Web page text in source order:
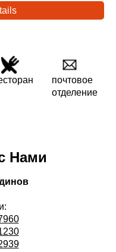
почтовое
отделение
Нами